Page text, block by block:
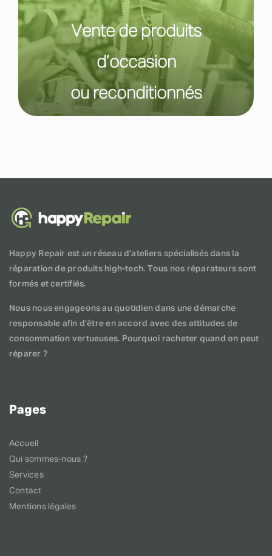
Vente de produits
d’occasion
ou reconditionnés
Happy Repair est un réseau d’ateliers spécialisés dans la
réparation de produits high-tech. Tous nos réparateurs sont
formés et certifiés.
Nous nous engageons au quotidien dans une démarche
responsable afin d’être en accord avec des attitudes de
consommation vertueuses. Pourquoi racheter quand on peut
réparer ?
Pages
Accueil
Qui sommes-nous ?
Services
Contact
Mentions légales